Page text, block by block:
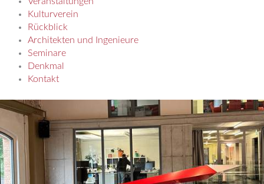
Kulturverein
Rückblick
Architekten und Ingenieure
Seminare
Denkmal
Kontakt